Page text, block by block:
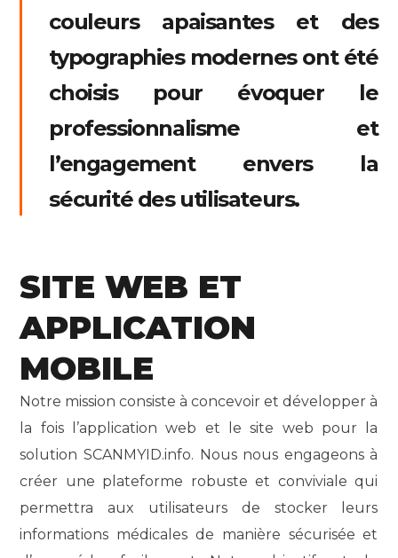
couleurs apaisantes et des
typographies modernes ont été
choisis pour évoquer le
professionnalisme et
l’engagement envers la
sécurité des utilisateurs.
SITE WEB ET
APPLICATION
MOBILE
Notre mission consiste à concevoir et développer à
la fois l’application web et le site web pour la
solution SCANMYID.info. Nous nous engageons à
créer une plateforme robuste et conviviale qui
permettra aux utilisateurs de stocker leurs
informations médicales de manière sécurisée et